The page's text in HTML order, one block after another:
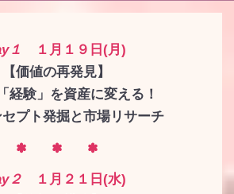
１
１月１９日(月)
【価値の再発見】
経験」を資産に変える！
プト発掘と市場リサーチ
✽ ✽ ✽
２ １月２１日(水)